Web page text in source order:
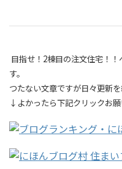
目指せ！2棟目の注文住宅！
す。
つたない文章ですが日々更新を
↓よかったら下記クリックお